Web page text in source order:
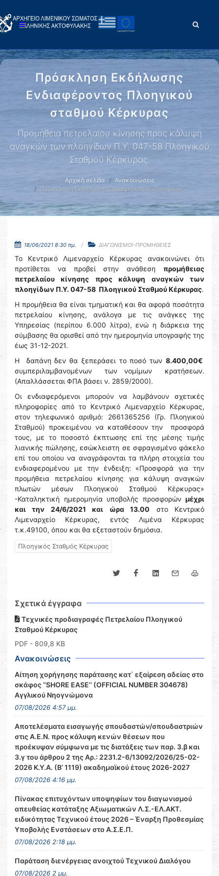
Πρόσκληση Εκδήλωσης
Ενδιαφέροντος Πλοηγικού
σταθμού Κέρκυρας
Προμήθεια πετρελαίου κίνησης προς κάλυψη
αναγκών των πλοηγίδων Π.Υ. 047-58 Πλοηγικού
Σταθμού Κέρκυρας.
Αρχική σελίδα
Ανακοινώσεις
Πρόσκληση Εκδήλωσης Ενδιαφέροντος Πλοηγικού …
18/06/2021 8:30 πμ. ΔΙΑΓΩΝΙΣΜΟΙ-ΠΡΟΜΗΘΕΙΕΣ
Το Κεντρικό Λιμεναρχείο Κέρκυρας ανακοινώνει ότι
προτίθεται να προβεί στην ανάθεση προμήθειας
πετρελαίου κίνησης προς κάλυψη αναγκών των
πλοηγίδων Π.Υ. 047-58 Πλοηγικού Σταθμού Κέρκυρας.
Η προμήθεια θα είναι τμηματική και θα αφορά ποσότητα
πετρελαίου κίνησης, ανάλογα με τις ανάγκες της
Υπηρεσίας (περίπου 6.000 λίτρα), ενώ η διάρκεια της
σύμβασης θα ορισθεί από την ημερομηνία υπογραφής της
έως 31-12-2021.
Η δαπάνη δεν θα ξεπεράσει το ποσό των 8.400,00€
συμπεριλαμβανομένων των νομίμων κρατήσεων.
(Απαλλάσσεται ΦΠΑ βάσει ν. 2859/2000).
Οι ενδιαφερόμενοι μπορούν να λαμβάνουν σχετικές
πληροφορίες από το Κεντρικό Λιμεναρχείο Κέρκυρας,
στον τηλεφωνικό αριθμό: 2661365256 (Γρ. Πλοηγικού
Σταθμού) προκειμένου να καταθέσουν την προσφορά
τους, με το ποσοστό έκπτωσης επί της μέσης τιμής
λιανικής πώλησης, εσώκλειστη σε σφραγισμένο φάκελο
επί του οποίου να αναγράφονται τα πλήρη στοιχεία του
ενδιαφερομένου με την ένδειξη: «Προσφορά για την
προμήθεια πετρελαίου κίνησης για κάλυψη αναγκών
πλωτών μέσων Πλοηγικού Σταθμού Κέρκυρας»
-Καταληκτική ημερομηνία υποβολής προσφορών μέχρι
και την 24/6/2021 και ώρα 13.00 στο Κεντρικό
Λιμεναρχείο Κέρκυρας, εντός Λιμένα Κέρκυρας
τ.κ.49100, όπου και θα εξεταστούν δημόσια.
Πλοηγικός Σταθμός Κέρκυρας
Σχετικά έγγραφα
Τεχνικές προδιαγραφές Πετρελαίου Πλοηγικού
Σταθμού Κέρκυρας
PDF - 809,8 KB
Ανακοινώσεις
Αίτηση χορήγησης παράτασης κατ΄ εξαίρεση αδείας στο
σκάφος ‘’SHORE EASE’’ (OFFICIAL NUMBER 304678)
Αγγλικού Νηογνώμονα
07/08/2026 4:57 μμ.
Αποτελέσματα εισαγωγής σπουδαστών/σπουδαστριών
στις Α.Ε.Ν. προς κάλυψη κενών θέσεων που
προέκυψαν σύμφωνα με τις διατάξεις των παρ. 3.β και
3.γ του άρθρου 2 της Αρ.: 2231.2-6/13092/2026/25-02-
2026 Κ.Υ.Α. (Β’ 1119) ακαδημαϊκού έτους 2026-2027
07/08/2026 4:16 μμ.
Πίνακας επιτυχόντων υποψηφίων του διαγωνισμού
απευθείας κατάταξης Αξιωματικών Λ.Σ.-ΕΛ.ΑΚΤ.
ειδικότητας Τεχνικού έτους 2026 – Έναρξη Προθεσμίας
Υποβολής Ενστάσεων στο Α.Σ.Ε.Π.
07/08/2026 2:18 μμ.
Παράταση διενέργειας ανοιχτού Τεχνικού Διαλόγου
07/08/2026 2 μμ.